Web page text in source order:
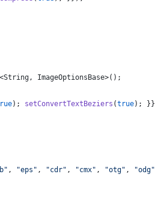
<String, ImageOptionsBase>();
); setConvertTextBeziers (true);
, "eps" , "cdr" , "cmx" , "otg" , "odg"